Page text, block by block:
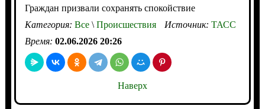
Граждан призвали сохранять спокойствие
Категория: Все\Происшествия Источник: ТАСС
Время: 02.06.2026 20:26
Наверх